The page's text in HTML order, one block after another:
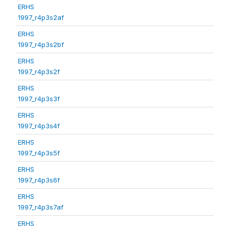
ERHS
1997_r4p3s2af
ERHS
1997_r4p3s2bf
ERHS
1997_r4p3s2f
ERHS
1997_r4p3s3f
ERHS
1997_r4p3s4f
ERHS
1997_r4p3s5f
ERHS
1997_r4p3s6f
ERHS
1997_r4p3s7af
ERHS